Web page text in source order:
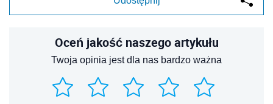
Oceń jakość naszego artykułu
Twoja opinia jest dla nas bardzo ważna